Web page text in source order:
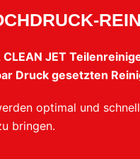
CLEAN JET
Druck gesetzten
optimal und
bringen.